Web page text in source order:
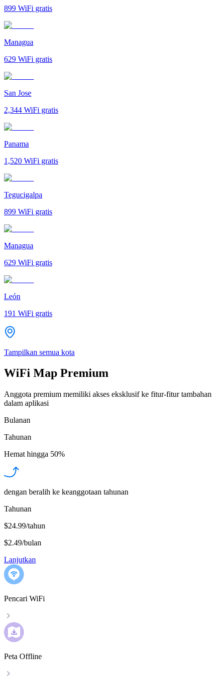
899 WiFi gratis
Managua
629 WiFi gratis
San Jose
2,344 WiFi gratis
Panama
1,520 WiFi gratis
Tegucigalpa
899 WiFi gratis
Managua
629 WiFi gratis
León
191 WiFi gratis
Tampilkan semua kota
WiFi Map Premium
Anggota premium memiliki akses eksklusif ke fitur-fitur tambahan
dalam aplikasi
Bulanan
Tahunan
Hemat hingga 50%
dengan beralih ke keanggotaan tahunan
Tahunan
$24.99/tahun
$2.49/bulan
Lanjutkan
Pencari WiFi
Peta Offline